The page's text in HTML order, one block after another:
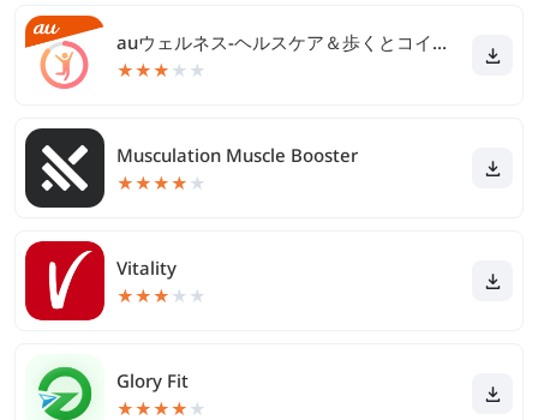
auウェルネス-ヘルスケア＆歩くとコイン(ポイント)がたまる
★★★ ★ ★
Musculation Muscle Booster
★★★★ ★
Vitality
★★★ ★ ★
Glory Fit
★★★★ ★